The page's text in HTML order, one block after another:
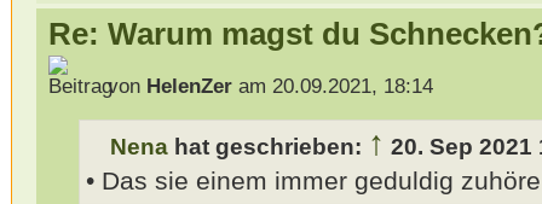
Re: Warum magst du
von HelenZeram 20.09.2021, 18:14
Nenahat geschrieben: ↑ 20. Sep 2021
• Das sie einem immer geduldig